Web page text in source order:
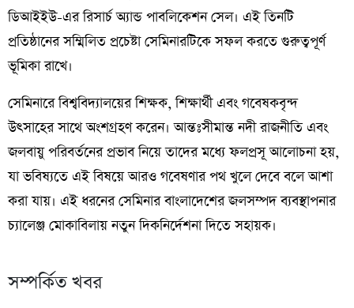
ডিআইইউ-এর রিসার্চ অ্যান্ড পাবলিকেশন সেল। এই তিনটি
প্রতিষ্ঠানের সম্মিলিত প্রচেষ্টা সেমিনারটিকে সফল করতে গুরুত্বপূর্ণ
ভূমিকা রাখে।
সেমিনারে বিশ্ববিদ্যালয়ের শিক্ষক, শিক্ষার্থী এবং গবেষকবৃন্দ
উৎসাহের সাথে অংশগ্রহণ করেন। আন্তঃসীমান্ত নদী রাজনীতি এবং
জলবায়ু পরিবর্তনের প্রভাব নিয়ে তাদের মধ্যে ফলপ্রসূ আলোচনা হয়,
যা ভবিষ্যতে এই বিষয়ে আরও গবেষণার পথ খুলে দেবে বলে আশা
করা যায়। এই ধরনের সেমিনার বাংলাদেশের জলসম্পদ ব্যবস্থাপনার
চ্যালেঞ্জ মোকাবিলায় নতুন দিকনির্দেশনা দিতে সহায়ক।
সম্পর্কিত খবর